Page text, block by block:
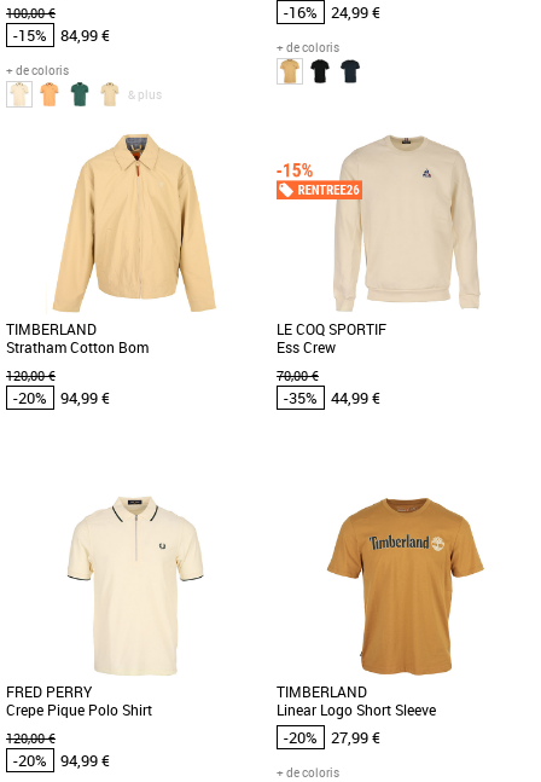
100,00 €
-15% 84,99 €
+ de coloris
& plus
Vêtements pas cher et Promos
Le polo Fred Perry Twin Tipped est un
incontournable de la mode masculine,
alliant élégance et confort [...]
-16% 24,99 €
+ de coloris
Vêtements pas cher et Promos
Vêtements
Ce logo arbre Timberland brodé ajoute
une touche de couleur classique à ce t-
shirt à manches courtes. [...]
TIMBERLAND
Stratham Cotton Bom
120,00 €
-20% 94,99 €
Vêtements pas cher et Promos
Vêtements
Découvrez la veste Timberland
Stratham Cotton Bom, une pièce
LE COQ SPORTIF
Ess Crew
70,00 €
-35% 44,99 €
XXL
Vêtements pas cher et Promos
Vêtements
Le sweat Ess Crew de Le Coq Sportif est
un incontournable du vestiaire
masculin, offrant un style épuré [...]
FRED PERRY
Crepe Pique Polo Shirt
120,00 €
-20% 94,99 €
TIMBERLAND
Linear Logo Short Sleeve
-20% 27,99 €
+ de coloris